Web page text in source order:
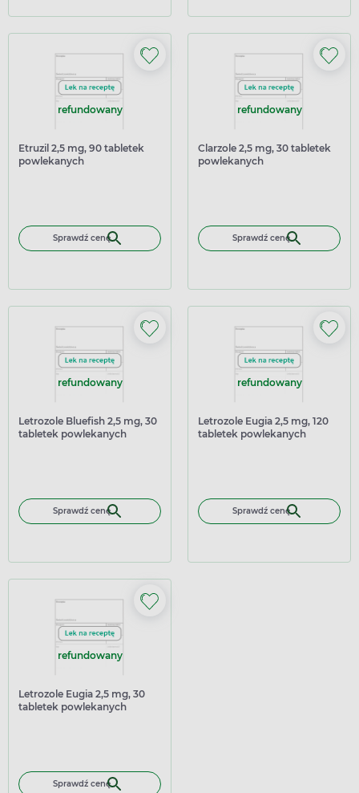
refundowany
Etruzil 2,5 mg, 90 tabletek
powlekanych
Sprawdź cenę
refundowany
Clarzole 2,5 mg, 30 tabletek
powlekanych
Sprawdź cenę
refundowany
Letrozole Bluefish 2,5 mg, 30
tabletek powlekanych
Sprawdź cenę
refundowany
Letrozole Eugia 2,5 mg, 120
tabletek powlekanych
Sprawdź cenę
refundowany
Letrozole Eugia 2,5 mg, 30
tabletek powlekanych
Sprawdź cenę